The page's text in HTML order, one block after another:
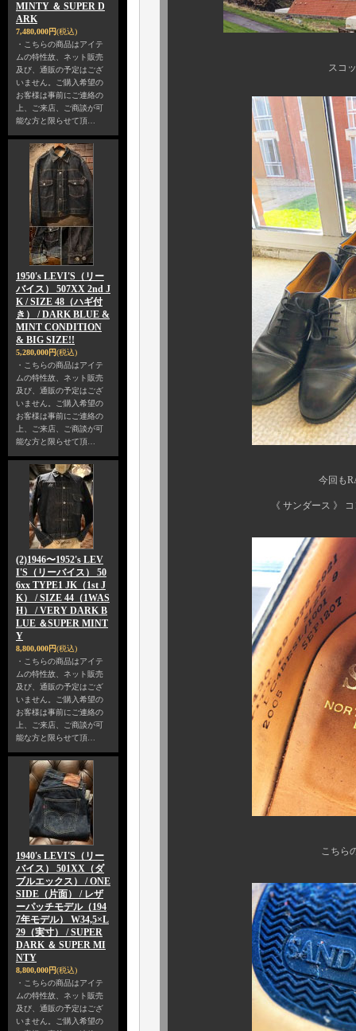
MINTY ＆ SUPER D
ARK
7,480,000円(税込)
・こちらの商品はアイテ
ムの特性故、ネット販売
及び、通販の予定はござ
いません。ご購入希望の
お客様は事前にご連絡の
上、ご来店、ご商談が可
能な方と限らせて頂…
1950's LEVI'S（リー
バイス） 507XX 2nd J
K / SIZE 48（ハギ付
き） / DARK BLUE &
MINT CONDITION
& BIG SIZE!!
5,280,000円(税込)
・こちらの商品はアイテ
ムの特性故、ネット販売
及び、通販の予定はござ
いません。ご購入希望の
お客様は事前にご連絡の
上、ご来店、ご商談が可
能な方と限らせて頂…
(2)1946〜1952's LEV
I'S（リーバイス） 50
6xx TYPE1 JK（1st J
K） / SIZE 44（1WAS
H） / VERY DARK B
LUE ＆SUPER MINT
Y
8,800,000円(税込)
・こちらの商品はアイテ
ムの特性故、ネット販売
及び、通販の予定はござ
いません。ご購入希望の
お客様は事前にご連絡の
上、ご来店、ご商談が可
能な方と限らせて頂…
1940's LEVI'S（リー
バイス） 501XX（ダ
ブルエックス） / ONE
SIDE（片面） / レザ
ーパッチモデル（194
7年モデル） W34,5×L
29（実寸） / SUPER
DARK ＆ SUPER MI
NTY
8,800,000円(税込)
・こちらの商品はアイテ
ムの特性故、ネット販売
及び、通販の予定はござ
いません。ご購入希望の
スコットランド北東部
今回もRAF及び、オフ
《 サンダース 》 コントラク
こちらのフォントは間